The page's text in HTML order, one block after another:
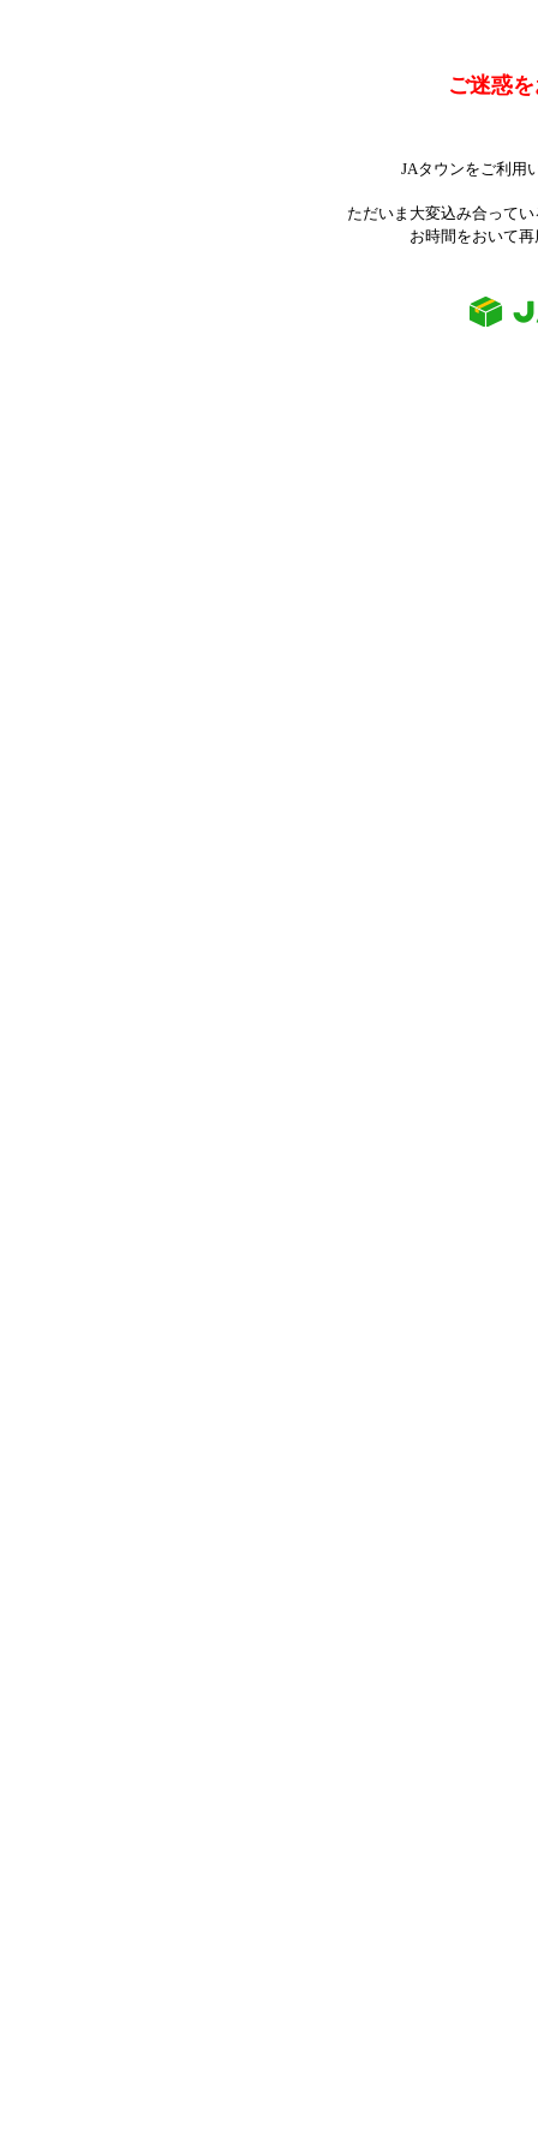
ご迷惑
JAタウンをご利用
ただいま大変込み合って
お時間をおいて